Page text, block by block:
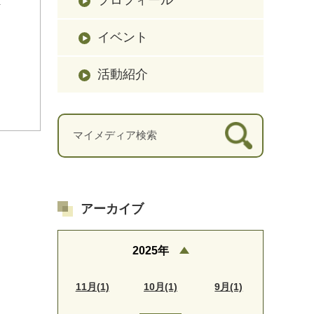
イベント
活動紹介
アーカイブ
2025年
11月(1) 10月(1) 9月(1)